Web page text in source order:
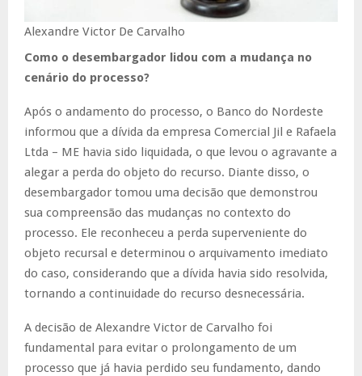
Alexandre Victor De Carvalho
Como o desembargador lidou com a mudança no
cenário do processo?
Após o andamento do processo, o Banco do Nordeste
informou que a dívida da empresa Comercial Jil e Rafaela
Ltda – ME havia sido liquidada, o que levou o agravante a
alegar a perda do objeto do recurso. Diante disso, o
desembargador tomou uma decisão que demonstrou
sua compreensão das mudanças no contexto do
processo. Ele reconheceu a perda superveniente do
objeto recursal e determinou o arquivamento imediato
do caso, considerando que a dívida havia sido resolvida,
tornando a continuidade do recurso desnecessária.
A decisão de Alexandre Victor de Carvalho foi
fundamental para evitar o prolongamento de um
processo que já havia perdido seu fundamento, dando